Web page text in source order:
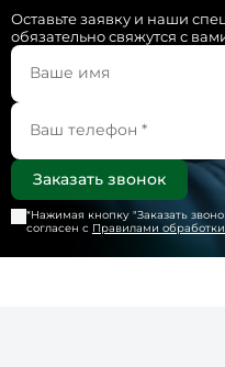
Оставьте заявку и наши
обязательно свяжутся с
*Нажимая кнопку "Заказать
согласен с Правилами